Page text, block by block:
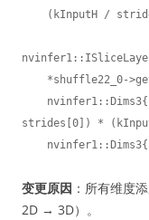
strides[0]) *
变更原因 ：所有维度
2D → 3D）。